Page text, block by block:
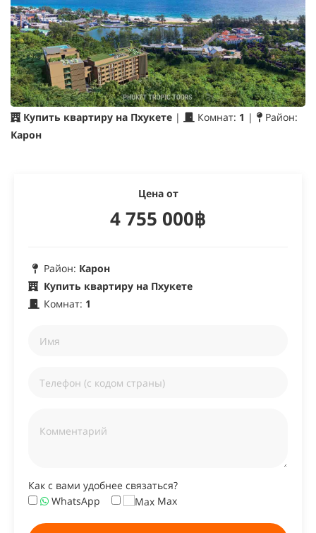
Купить квартиру на Пхукете | Комнат: 1 |
Район:
Карон
Цена от
4 755 000฿
Район: Карон
Купить квартиру на Пхукете
Комнат: 1
Как с вами удобнее связаться?
WhatsApp
Max